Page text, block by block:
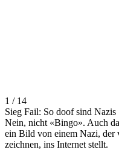
1 / 14
Sieg Fail: So doof sind Nazis
Nein, nicht «Bingo». Auch
ein Bild von einem Nazi, der
zeichnen, ins Internet stellt.